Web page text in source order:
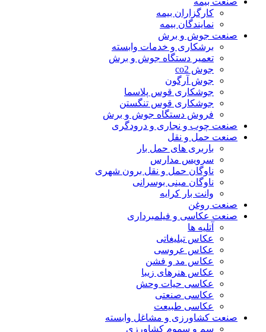
کارگزاران بیمه
نمایندگان بیمه
صنعت جوش و برش
برشکاری و خدمات وابسته
تعمیر دستگاه جوش و برش
جوش co2
جوش آرگون
جوشکاری قوس پلاسما
جوشکاری قوس تنگستن
فروش دستگاه جوش و برش
صنعت چوب و نجاری و درودگری
صنعت حمل و نقل
باربری های حمل بار
سرویس مدارس
ناوگان حمل و نقل برون شهری
ناوگان مینی بوسرانی
وانت بار کرایه
صنعت روغن
صنعت عکاسی و فیلمبرداری
آتلیه ها
عکاس تبلیغاتی
عکاس عروسی
عکاس مد و فشن
عکاس هنرهای زیبا
عکاسی حیات وحش
عکاسی صنعتی
عکاسی طبیعت
صنعت کشاورزی و مشاغل وابسته
سم و سموم کشاورزی